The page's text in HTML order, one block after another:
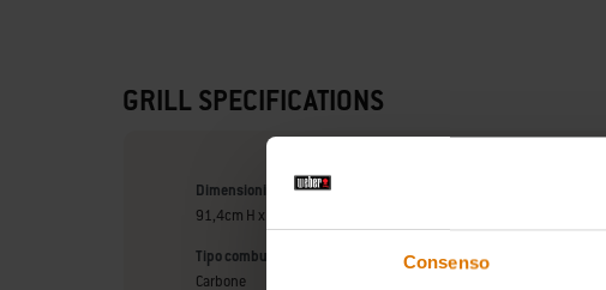
Consenso
GRILL SPECIFICATIONS
Dimensioni - coperchio chiuso (centimetri)
91,4cm H x 47cm L x 58,4cm P
Tipo combustibile
Carbone